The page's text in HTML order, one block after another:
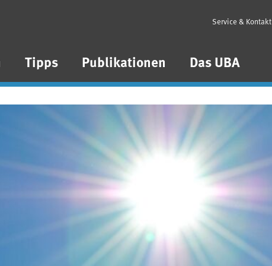
Tipps Publikationen Das UBA
Service & Kontakt